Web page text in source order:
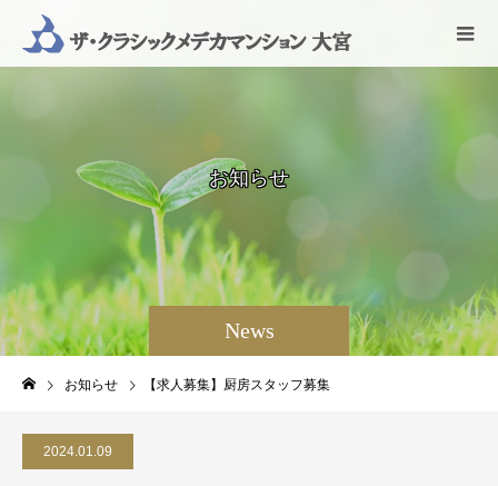
News
お知らせ
お知らせ 【求人募集】厨房スタッフ募集
2024.01.09